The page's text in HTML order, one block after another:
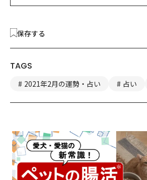
保存する
TAGS
2021年2月の運勢・占い 占い